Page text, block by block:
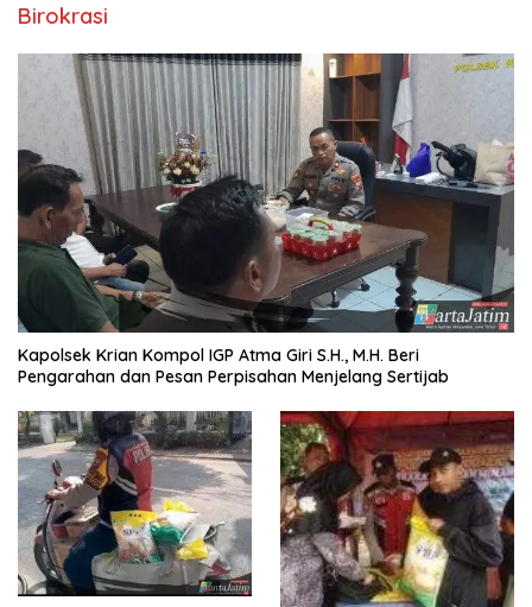
Birokrasi
Kapolsek Krian Kompol IGP Atma Giri S.H., M.H. Beri
Pengarahan dan Pesan Perpisahan Menjelang Sertijab